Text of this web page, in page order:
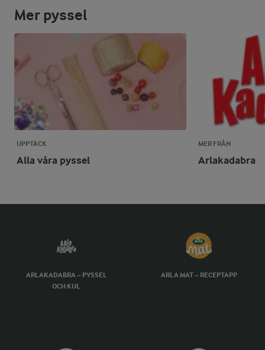
Mer pyssel
UPPTÄCK
Alla våra pyssel
MER FRÅN
Arlakadabra
ARLAKADABRA – PYSSEL
OCH KUL
ARLA MAT – RECEPTAPP